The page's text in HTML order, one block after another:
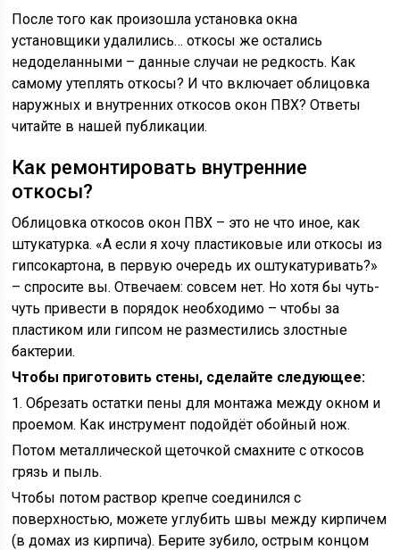
После того как произошла установка окна
установщики удалились… откосы же остались
недоделанными – данные случаи не редкость. Как
самому утеплять откосы? И что включает облицовка
наружных и внутренних откосов окон ПВХ? Ответы
читайте в нашей публикации.
Как ремонтировать внутренние
откосы?
Облицовка откосов окон ПВХ – это не что иное, как
штукатурка. «А если я хочу пластиковые или откосы из
гипсокартона, в первую очередь их оштукатуривать?»
– спросите вы. Отвечаем: совсем нет. Но хотя бы чуть-
чуть привести в порядок необходимо – чтобы за
пластиком или гипсом не разместились злостные
бактерии.
Чтобы приготовить стены, сделайте следующее:
1. Обрезать остатки пены для монтажа между окном и
проемом. Как инструмент подойдёт обойный нож.
Потом металлической щеточкой смахните с откосов
грязь и пыль.
Чтобы потом раствор крепче соединился с
поверхностью, можете углубить швы между кирпичем
(в домах из кирпича). Берите зубило, острым концом